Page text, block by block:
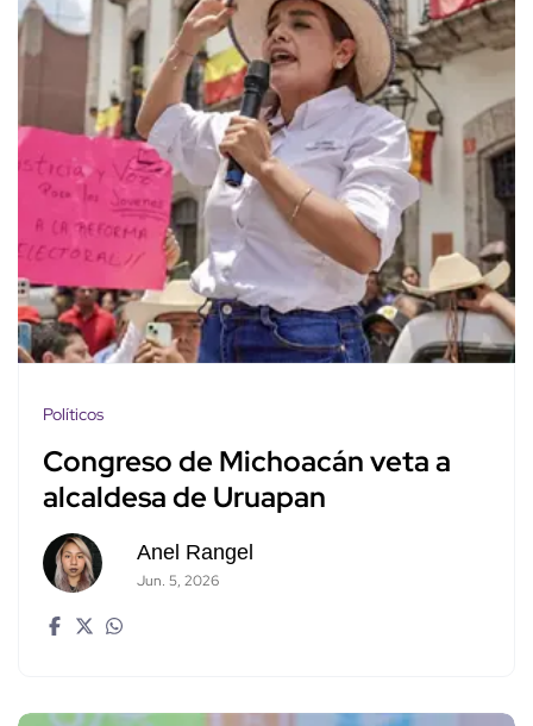
Políticos
Congreso de Michoacán veta a
alcaldesa de Uruapan
Anel Rangel
Jun. 5, 2026